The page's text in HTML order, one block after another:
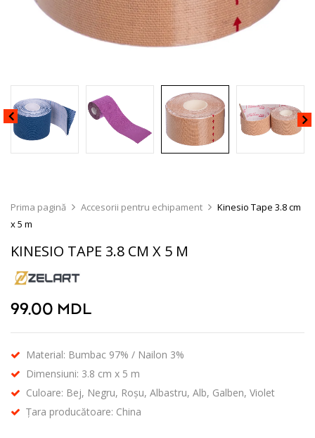
Prima pagină Accesorii pentru echipament
Kinesio Tape 3.8 cm
x 5 m
KINESIO TAPE 3.8 CM X 5 M
99.00 MDL
Material: Bumbac 97% / Nailon 3%
Dimensiuni: 3.8 cm x 5 m
Culoare: Bej, Negru, Roșu, Albastru, Alb, Galben, Violet
Țara producătoare: China